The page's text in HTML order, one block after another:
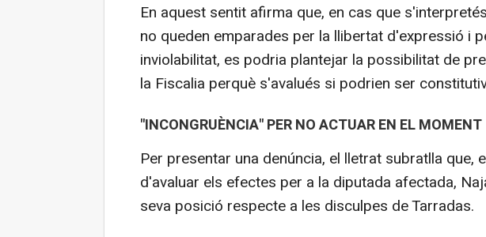
En aquest sentit afirma que, en cas que
no queden emparades per la llibertat d'expressió i
inviolabilitat, es podria plantejar la possibilitat de
la Fiscalia perquè s'avalués si podrien ser
"INCONGRUÈNCIA" PER NO ACTUAR EN EL MOMENT
Per presentar una denúncia, el lletrat subratlla que,
d'avaluar els efectes per a la diputada afectada,
seva posició respecte a les disculpes de Tarradas.